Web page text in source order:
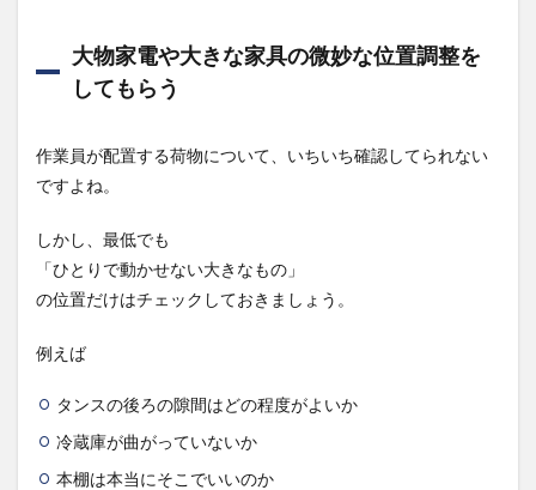
大物家電や大きな家具の微妙な位置調整を
してもらう
作業員が配置する荷物について、いちいち確認してられない
ですよね。
しかし、最低でも
「ひとりで動かせない大きなもの」
の位置だけはチェックしておきましょう。
例えば
タンスの後ろの隙間はどの程度がよいか
冷蔵庫が曲がっていないか
本棚は本当にそこでいいのか